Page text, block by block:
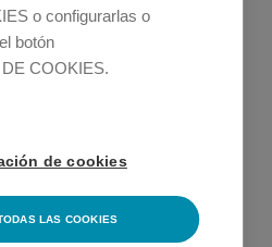
o configurarlas o
botón
COOKIES.
de cookies
LAS COOKIES